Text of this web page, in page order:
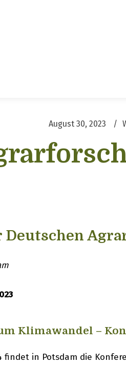
August 30, 2023
Deutschen
Klimawandel –
findet in Potsdam die